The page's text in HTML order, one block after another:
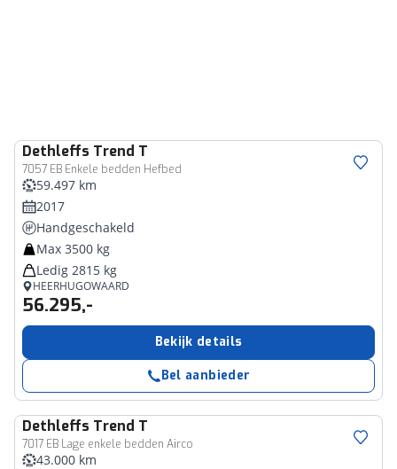
Dethleffs Trend T
7057 EB Enkele bedden Hefbed
59.497 km
2017
Handgeschakeld
Max 3500 kg
Ledig 2815 kg
HEERHUGOWAARD
56.295,-
Bekijk details
Bel aanbieder
Dethleffs Trend T
7017 EB Lage enkele bedden Airco
43.000 km